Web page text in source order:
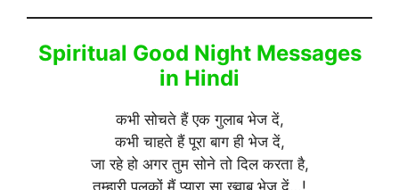
Spiritual Good Night Messages
in Hindi
कभी सोचते हैं एक गुलाब भेज दें,
कभी चाहते हैं पूरा बाग ही भेज दें,
जा रहे हो अगर तुम सोने तो दिल करता है,